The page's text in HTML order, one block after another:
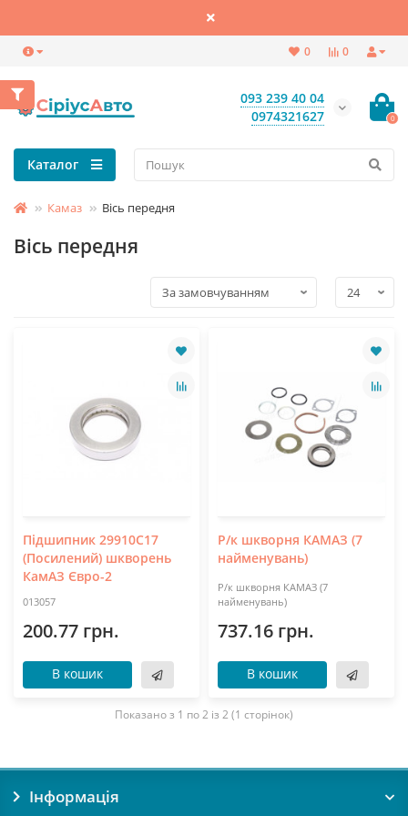
0
0
093 239 40 04
0974321627
0
Каталог
Камаз Вісь передня
Вісь передня
Підшипник 29910С17
(Посилений) шкворень
КамАЗ Євро-2
013057
200.77 грн.
В кошик
Р/к шкворня КАМАЗ (7
найменувань)
Р/к шкворня КАМАЗ (7
найменувань)
737.16 грн.
В кошик
Показано з 1 по 2 із 2 (1 сторінок)
Інформація